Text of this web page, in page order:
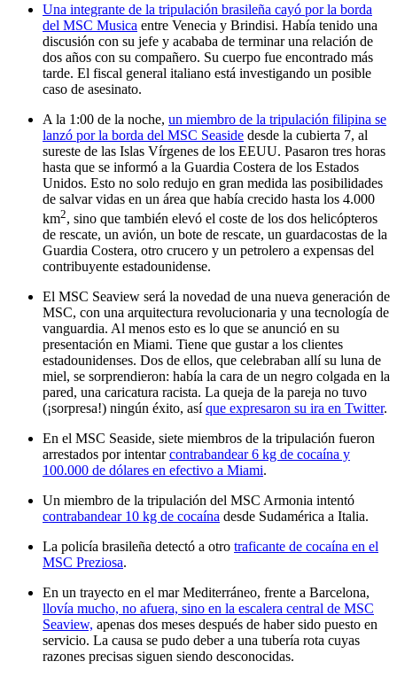
Una integrante de la tripulación brasileña cayó por la borda
del MSC Musica entre Venecia y Brindisi. Había tenido una
discusión con su jefe y acababa de terminar una relación de
dos años con su compañero. Su cuerpo fue encontrado más
tarde. El fiscal general italiano está investigando un posible
caso de asesinato.
A la 1:00 de la noche, un miembro de la tripulación filipina se
lanzó por la borda del MSC Seaside desde la cubierta 7, al
sureste de las Islas Vírgenes de los EEUU. Pasaron tres horas
hasta que se informó a la Guardia Costera de los Estados
Unidos. Esto no solo redujo en gran medida las posibilidades
de salvar vidas en un área que había crecido hasta los 4.000
km2, sino que también elevó el coste de los dos helicópteros
de rescate, un avión, un bote de rescate, un guardacostas de la
Guardia Costera, otro crucero y un petrolero a expensas del
contribuyente estadounidense.
El MSC Seaview será la novedad de una nueva generación de
MSC, con una arquitectura revolucionaria y una tecnología de
vanguardia. Al menos esto es lo que se anunció en su
presentación en Miami. Tiene que gustar a los clientes
estadounidenses. Dos de ellos, que celebraban allí su luna de
miel, se sorprendieron: había la cara de un negro colgada en la
pared, una caricatura racista. La queja de la pareja no tuvo
(¡sorpresa!) ningún éxito, asíque expresaron su ira en Twitter.
En el MSC Seaside, siete miembros de la tripulación fueron
arrestados por intentarcontrabandear 6 kg de cocaína y
100.000 de dólares en efectivo a Miami.
Un miembro de la tripulación del MSC Armonia intentó
contrabandear 10 kg de cocaína desde Sudamérica a Italia.
La policía brasileña detectó a otro traficante de cocaína en el
MSC Preziosa.
En un trayecto en el mar Mediterráneo, frente a Barcelona,
llovía mucho, no afuera, sino en la escalera central de MSC
Seaview, apenas dos meses después de haber sido puesto en
servicio. La causa se pudo deber a una tubería rota cuyas
razones precisas siguen siendo desconocidas.